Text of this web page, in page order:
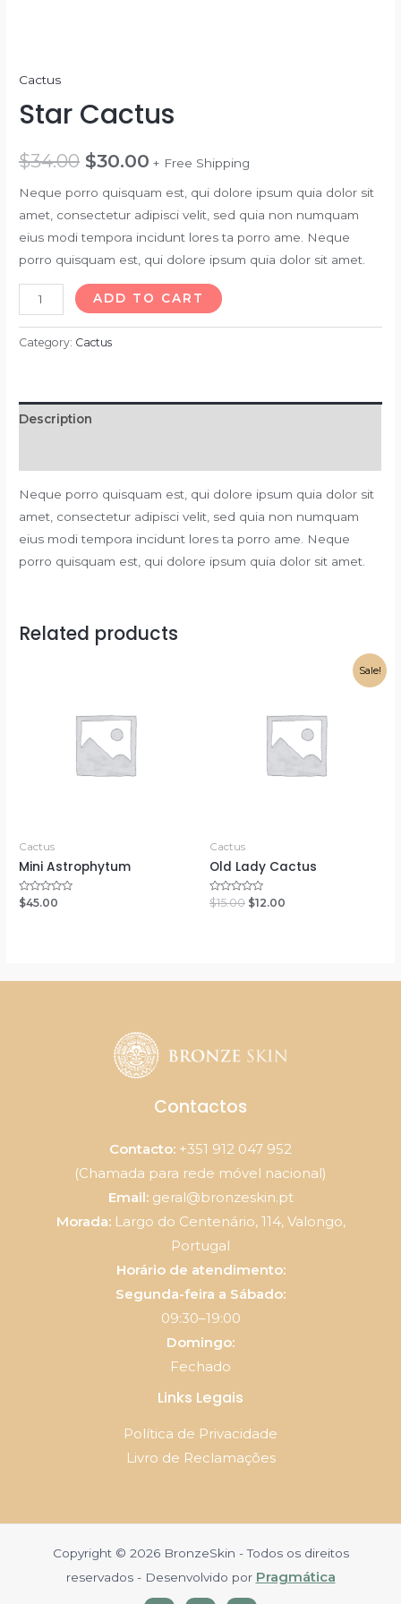
Cactus
Star Cactus
$34.00 $30.00 + Free Shipping
Neque porro quisquam est, qui dolore ipsum quia dolor sit
amet, consectetur adipisci velit, sed quia non numquam
eius modi tempora incidunt lores ta porro ame. Neque
porro quisquam est, qui dolore ipsum quia dolor sit amet.
Star
Cactus
quantity
ADD TO CART
Category: Cactus
Description
Neque porro quisquam est, qui dolore ipsum quia dolor sit
amet, consectetur adipisci velit, sed quia non numquam
eius modi tempora incidunt lores ta porro ame. Neque
porro quisquam est, qui dolore ipsum quia dolor sit amet.
Related products
Cactus
Mini Astrophytum
Rated
0
$45.00
Sale!
Cactus
Old Lady Cactus
Rated
0
$15.00 $12.00
Contactos
Contacto: +351 912 047 952
(Chamada para rede móvel nacional)
Email: geral@bronzeskin.pt
Morada:Largo do Centenário, 114, Valongo,
Portugal
Horário de atendimento:
Segunda-feira a Sábado:
09:30–19:00
Domingo:
Fechado
Links Legais
Política de Privacidade
Livro de Reclamações
Copyright © 2026 BronzeSkin - Todos os direitos
reservados - Desenvolvido por Pragmática